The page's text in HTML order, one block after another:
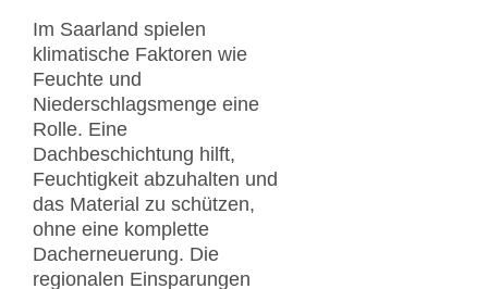
Im Saarland spielen
klimatische Faktoren wie
Feuchte und
Niederschlagsmenge eine
Rolle. Eine
Dachbeschichtung hilft,
Feuchtigkeit abzuhalten und
das Material zu schützen,
ohne eine komplette
Dacherneuerung. Die
regionalen Einsparungen